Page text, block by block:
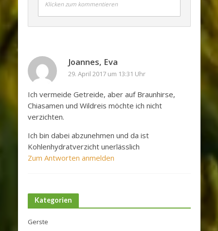
Klicken zum kommentieren
Joannes, Eva
29. April 2017 um 13:31 Uhr
Ich vermeide Getreide, aber auf Braunhirse,
Chiasamen und Wildreis möchte ich nicht
verzichten.
Ich bin dabei abzunehmen und da ist
Kohlenhydratverzicht unerlässlich
Zum Antworten anmelden
Kategorien
Gerste